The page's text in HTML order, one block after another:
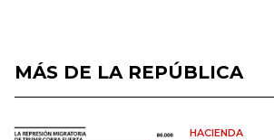
MÁS DE LA REPÚBLICA
HACIENDA